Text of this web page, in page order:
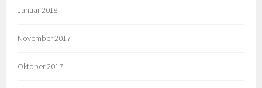
Januar 2018
November 2017
Oktober 2017